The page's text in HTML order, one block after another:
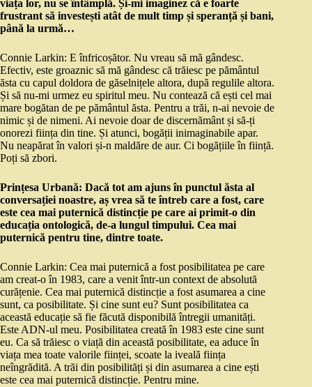
viața lor, nu se întâmplă. Și-mi imaginez că e foarte
frustrant să investești atât de mult timp și speranță și bani,
până la urmă…
Connie Larkin: E înfricoșător. Nu vreau să mă gândesc.
Efectiv, este groaznic să mă gândesc că trăiesc pe pământul
ăsta cu capul doldora de găselnițele altora, după regulile altora.
Și să nu-mi urmez eu spiritul meu. Nu contează că ești cel mai
mare bogătan de pe pământul ăsta. Pentru a trăi, n-ai nevoie de
nimic și de nimeni. Ai nevoie doar de discernământ și să-ți
onorezi ființa din tine. Și atunci, bogății inimaginabile apar.
Nu neapărat în valori și-n maldăre de aur. Ci bogățiile în ființă.
Poți să zbori.
Prințesa Urbană: Dacă tot am ajuns în punctul ăsta al
conversației noastre, aș vrea să te întreb care a fost, care
este cea mai puternică distincție pe care ai primit-o din
educația ontologică, de-a lungul timpului. Cea mai
puternică pentru tine, dintre toate.
Connie Larkin: Cea mai puternică a fost posibilitatea pe care
am creat-o în 1983, care a venit într-un context de absolută
curățenie. Cea mai puternică distincție a fost asumarea a cine
sunt, ca posibilitate. Și cine sunt eu? Sunt posibilitatea ca
această educație să fie făcută disponibilă întregii umanități.
Este ADN-ul meu. Posibilitatea creată în 1983 este cine sunt
eu. Ca să trăiesc o viață din această posibilitate, ea aduce în
viața mea toate valorile ființei, scoate la iveală ființa
neîngrădită. A trăi din posibilități și din asumarea a cine ești
este cea mai puternică distincție. Pentru mine.